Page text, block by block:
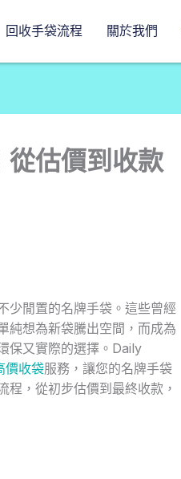
回收手袋流程 關於我們
從估價到收款
少閒置的名牌手袋。這些曾經
純想為新袋騰出空間，而成為
保又實際的選擇。Daily
價收袋服務，讓您的名牌手袋
，從初步估價到最終收款，